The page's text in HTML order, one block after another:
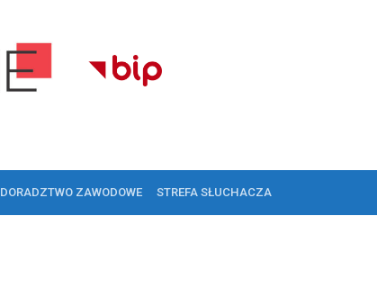
DORADZTWO ZAWODOWE STREFA SŁUCHACZA